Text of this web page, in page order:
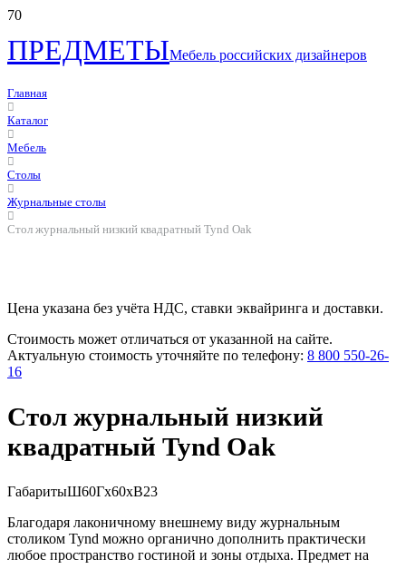
ПРЕДМЕТЫМебель российских дизайнеров
Главная
Каталог
Мебель
Столы
Журнальные столы
Стол журнальный низкий квадратный Tynd Oak
Цена указана без учёта НДС, ставки эквайринга и доставки.
Стоимость может отличаться от указанной на сайте.
Актуальную стоимость уточняйте по телефону: 8 800 550-26-
16
Стол журнальный низкий
квадратный Tynd Oak
ГабаритыШ60Гх60хВ23
Благодаря лаконичному внешнему виду журнальным
столиком Tynd можно органично дополнить практически
любое пространство гостиной и зоны отдыха. Предмет на